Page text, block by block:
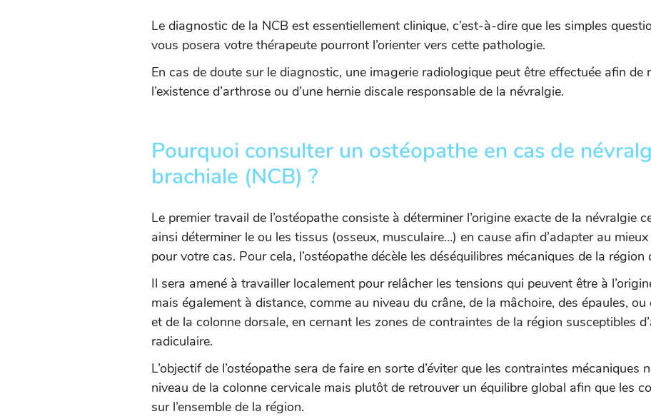
Le diagnostic de la NCB est essentiellement clinique, c’est-à-dire que les simples
vous posera votre thérapeute pourront l’orienter vers cette pathologie.
En cas de doute sur le diagnostic, une imagerie radiologique peut être effectuée afin de
l’existence d’arthrose ou d’une hernie discale responsable de la névralgie.
Pourquoi consulter un ostéopathe en cas de
brachiale (NCB) ?
Le premier travail de l’ostéopathe consiste à déterminer l’origine exacte de la névralgie
ainsi déterminer le ou les tissus (osseux, musculaire…) en cause afin d’adapter au
pour votre cas. Pour cela, l’ostéopathe décèle les déséquilibres mécaniques de la région
Il sera amené à travailler localement pour relâcher les tensions qui peuvent être à
mais également à distance, comme au niveau du crâne, de la mâchoire, des épaules,
et de la colonne dorsale, en cernant les zones de contraintes de la région susceptibles
radiculaire.
L’objectif de l’ostéopathe sera de faire en sorte d’éviter que les contraintes mécaniques
niveau de la colonne cervicale mais plutôt de retrouver un équilibre global afin que les
sur l’ensemble de la région.